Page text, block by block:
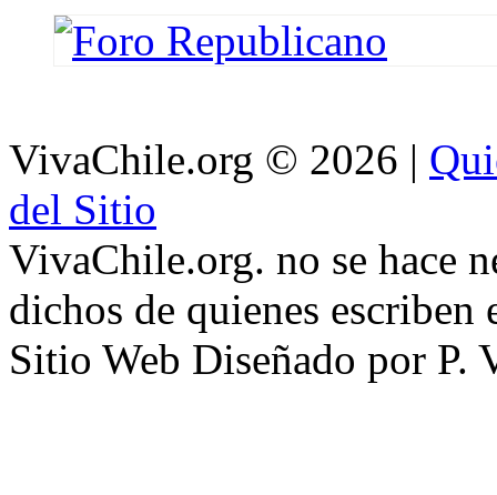
VivaChile.org © 2026 |
del Sitio
VivaChile.org. no se hace
dichos de quienes escriben
Sitio Web Diseñado por